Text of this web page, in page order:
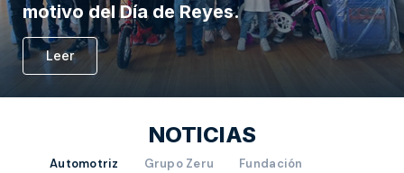
motivo del Día de Reyes.
Leer
NOTICIAS
Automotriz Grupo Zeru Fundación